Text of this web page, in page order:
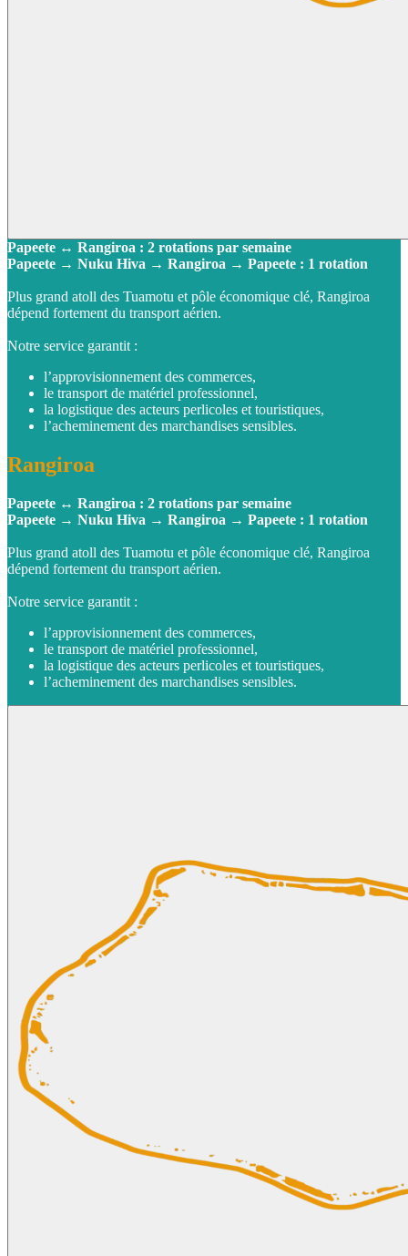
Papeete ↔ Rangiroa : 2 rotations par semaine
Papeete → Nuku Hiva → Rangiroa → Papeete : 1 rotation
Plus grand atoll des Tuamotu et pôle économique clé, Rangiroa
dépend fortement du transport aérien.
Notre service garantit :
l’approvisionnement des commerces,
le transport de matériel professionnel,
la logistique des acteurs perlicoles et touristiques,
l’acheminement des marchandises sensibles.
Rangiroa
Papeete ↔ Rangiroa : 2 rotations par semaine
Papeete → Nuku Hiva → Rangiroa → Papeete : 1 rotation
Plus grand atoll des Tuamotu et pôle économique clé, Rangiroa
dépend fortement du transport aérien.
Notre service garantit :
l’approvisionnement des commerces,
le transport de matériel professionnel,
la logistique des acteurs perlicoles et touristiques,
l’acheminement des marchandises sensibles.